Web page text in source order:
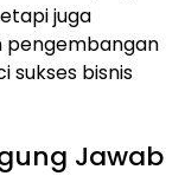
juga
pengembangan
sukses bisnis
Jawab